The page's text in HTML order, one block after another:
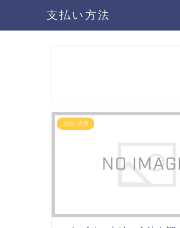
支払い方法
支払い方法